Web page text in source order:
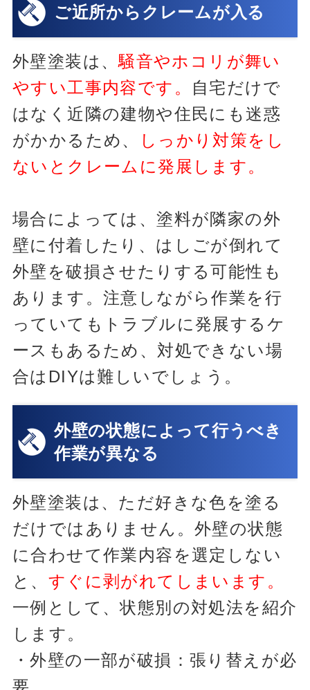
ご近所からクレームが入る
外壁塗装は、騒音やホコリが舞い
やすい工事内容です。
自宅だけで
はなく近隣の建物や住民にも迷惑
がかかるため、
しっかり対策をし
ないとクレームに発展します。
場合によっては、塗料が隣家の外
壁に付着したり、はしごが倒れて
外壁を破損させたりする可能性も
あります。注意しながら作業を行
っていてもトラブルに発展するケ
ースもあるため、対処できない場
合はDIYは難しいでしょう。
外壁の状態によって行うべき
作業が異なる
外壁塗装は、ただ好きな色を塗る
だけではありません。外壁の状態
に合わせて作業内容を選定しない
と、 すぐに剥がれてしまいます。
一例として、状態別の対処法を紹介
します。
・外壁の一部が破損：張り替えが必
要